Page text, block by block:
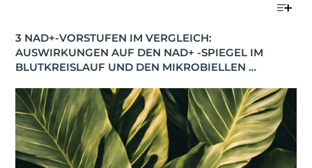
3 NAD+-VORSTUFEN IM VERGLEICH:
AUSWIRKUNGEN AUF DEN NAD+ -SPIEGEL IM
BLUTKREISLAUF UND DEN MIKROBIELLEN